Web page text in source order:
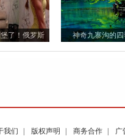
了！俄罗斯 神奇九寨沟的
我们 版权声明 商务合作
广